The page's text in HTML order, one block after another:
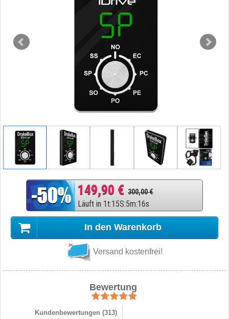
149,90 € 300,00 €
Läuft in 1t:15S:5m:15s
In den Warenkorb
Versand kostenfrei!
Bewertung
Kundenbewertungen (313)